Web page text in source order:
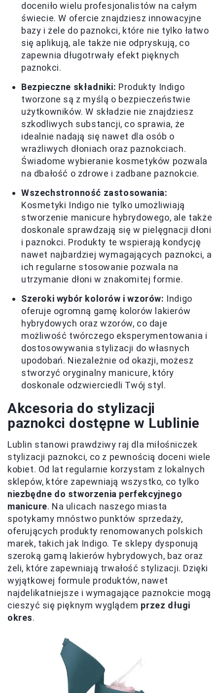
doceniło wielu profesjonalistów na całym
świecie. W ofercie znajdziesz innowacyjne
bazy i żele do paznokci, które nie tylko łatwo
się aplikują, ale także nie odpryskują, co
zapewnia długotrwały efekt pięknych
paznokci.
Bezpieczne składniki: Produkty Indigo
tworzone są z myślą o bezpieczeństwie
użytkowników. W składzie nie znajdziesz
szkodliwych substancji, co sprawia, że
idealnie nadają się nawet dla osób o
wrażliwych dłoniach oraz paznokciach.
Świadome wybieranie kosmetyków pozwala
na dbałość o zdrowe i zadbane paznokcie.
Wszechstronność zastosowania:
Kosmetyki Indigo nie tylko umożliwiają
stworzenie manicure hybrydowego, ale także
doskonale sprawdzają się w pielęgnacji dłoni
i paznokci. Produkty te wspierają kondycję
nawet najbardziej wymagających paznokci, a
ich regularne stosowanie pozwala na
utrzymanie dłoni w znakomitej formie.
Szeroki wybór kolorów i wzorów: Indigo
oferuje ogromną gamę kolorów lakierów
hybrydowych oraz wzorów, co daje
możliwość twórczego eksperymentowania i
dostosowywania stylizacji do własnych
upodobań. Niezależnie od okazji, możesz
stworzyć oryginalny manicure, który
doskonale odzwierciedli Twój styl.
Akcesoria do stylizacji
paznokci dostępne w Lublinie
Lublin stanowi prawdziwy raj dla miłośniczek
stylizacji paznokci, co z pewnością doceni wiele
kobiet. Od lat regularnie korzystam z lokalnych
sklepów, które zapewniają wszystko, co tylko
niezbędne do stworzenia perfekcyjnego
manicure. Na ulicach naszego miasta
spotykamy mnóstwo punktów sprzedaży,
oferujących produkty renomowanych polskich
marek, takich jak Indigo. Te sklepy dysponują
szeroką gamą lakierów hybrydowych, baz oraz
żeli, które zapewniają trwałość stylizacji. Dzięki
wyjątkowej formule produktów, nawet
najdelikatniejsze i wymagające paznokcie mogą
cieszyć się pięknym wyglądem przez długi
okres.